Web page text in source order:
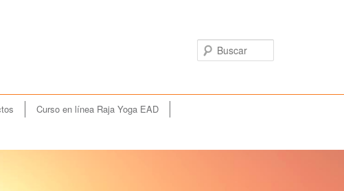
Curso en línea Raja Yoga EAD